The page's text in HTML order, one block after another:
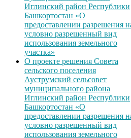
Иглинский район Республики
Башкортостан «О
предоставлении разрешения
условно разрешенный вид
использования земельного
участка»
О проекте решения Совета
сельского поселения
Ауструмский сельсовет
муниципального района
Иглинский район Республики
Башкортостан «О
предоставлении разрешения
условно разрешенный вид
использования земельного